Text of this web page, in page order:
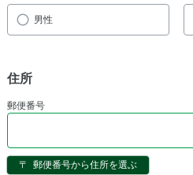
男性
住所
郵便番号
〒 郵便番号から住所を選ぶ